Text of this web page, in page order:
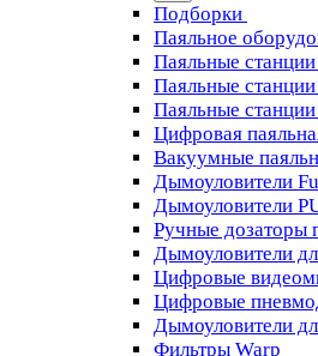
Подборки
Паяльное
Паяльные
Паяльные
Паяльные станции
Цифровая
Вакуумные
Дымоуловители
Дымоуловители
Ручные дозаторы
Дымоуловители
Цифровые
Цифровые
Дымоуловители
Фильтры Warp